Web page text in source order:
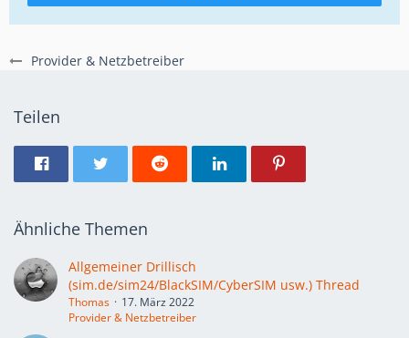
Provider & Netzbetreiber
Teilen
Ähnliche Themen
Allgemeiner Drillisch
(sim.de/sim24/BlackSIM/CyberSIM usw.) Thread
Thomas
17. März 2022
Provider & Netzbetreiber